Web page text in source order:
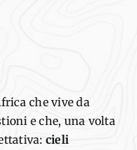
chevive da
e che, una volta
cieli